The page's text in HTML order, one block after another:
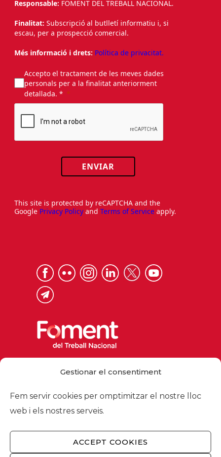
Gestionar el consentiment
Fem servir cookies per omptimitzar el nostre lloc
web i els nostres serveis.
ACCEPT COOKIES
Responsable: FOMENT DEL TREBALL NACIONAL.
Finalitat: Subscripció al butlletí informatiu i, si
escau, per a prospecció comercial.
Més informació i drets: Política de privacitat.
Accepto el tractament de les meves dades
personals per a la finalitat anteriorment
detallada. *
ENVIAR
This site is protected by reCAPTCHA and the
Google Privacy Policy and Terms of Service apply.
foment@foment.com
© 2026 - Foment del Treball Nacional